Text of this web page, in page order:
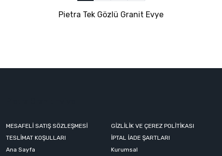
Pietra Tek Gözlü Granit Evye
MESAFELİ SATIŞ SÖZLEŞMESİ
GİZLİLİK VE ÇEREZ POLİTİKASI
TESLİMAT KOŞULLARI
İPTAL İADE ŞARTLARI
Ana Sayfa
Kurumsal